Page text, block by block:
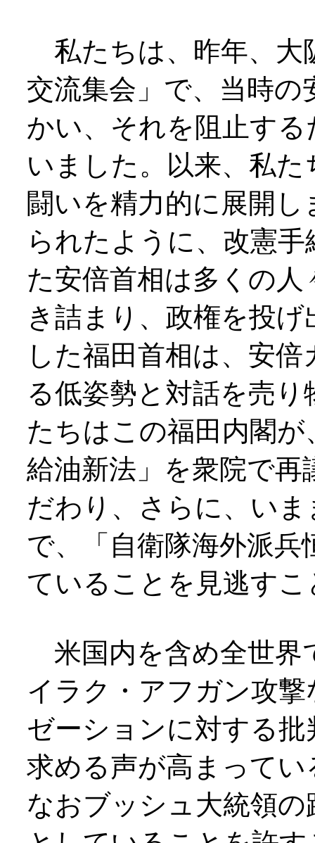
私たちは、昨年、大
交流集会」で、当時
かい、それを阻止す
いました。以来、私
闘いを精力的に展開
られたように、改憲
た安倍首相は多くの
き詰まり、政権を投
した福田首相は、安
る低姿勢と対話を売
たちはこの福田内閣
給油新法」を衆院で
だわり、さらに、い
で、「自衛隊海外派
ていることを見逃す
米国内を含め全世界
イラク・アフガン攻
ゼーションに対する
求める声が高まって
なおブッシュ大統領